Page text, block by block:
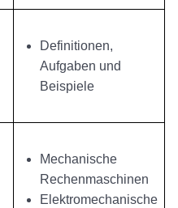
Definitionen,
Aufgaben und
Beispiele
Mechanische
Rechenmaschinen
Elektromechanische